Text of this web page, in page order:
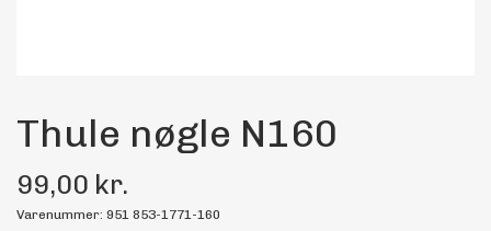
Kemi
Thule nøgle N160
99,00 kr.
Varenummer: 951 853-1771-160